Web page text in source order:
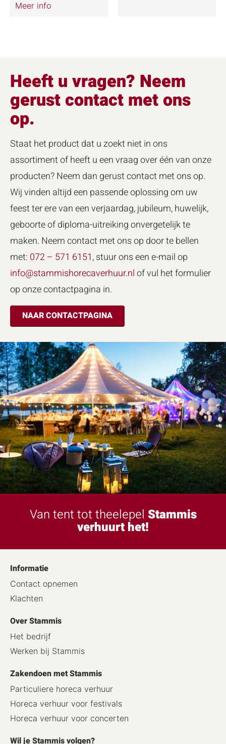
Meer info
Heeft u vragen? Neem
gerust contact met ons
op.
Staat het product dat u zoekt niet in ons
assortiment of heeft u een vraag over één van onze
producten? Neem dan gerust contact met ons op.
Wij vinden altijd een passende oplossing om uw
feest ter ere van een verjaardag, jubileum, huwelijk,
geboorte of diploma-uitreiking onvergetelijk te
maken. Neem contact met ons op door te bellen
met: 072 – 571 6151, stuur ons een e-mail op
info@stammishorecaverhuur.nlof vul het formulier
op onze contactpagina in.
NAAR CONTACTPAGINA
Van tent tot theelepel Stammis
verhuurt het!
Informatie
Contact opnemen
Klachten
Over Stammis
Het bedrijf
Werken bij Stammis
Zakendoen met Stammis
Particuliere horeca verhuur
Horeca verhuur voor festivals
Horeca verhuur voor concerten
Wil je Stammis volgen?